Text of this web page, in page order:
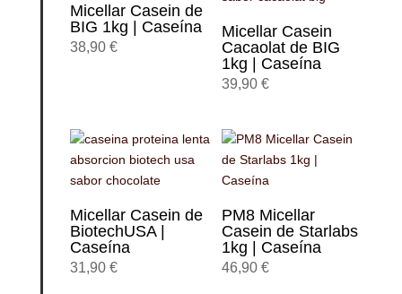
Micellar Casein de
BIG 1kg | Caseína
38,90 €
Micellar Casein
Cacaolat de BIG
1kg | Caseína
39,90 €
Micellar Casein de
BiotechUSA |
Caseína
31,90 €
PM8 Micellar
Casein de Starlabs
1kg | Caseína
46,90 €